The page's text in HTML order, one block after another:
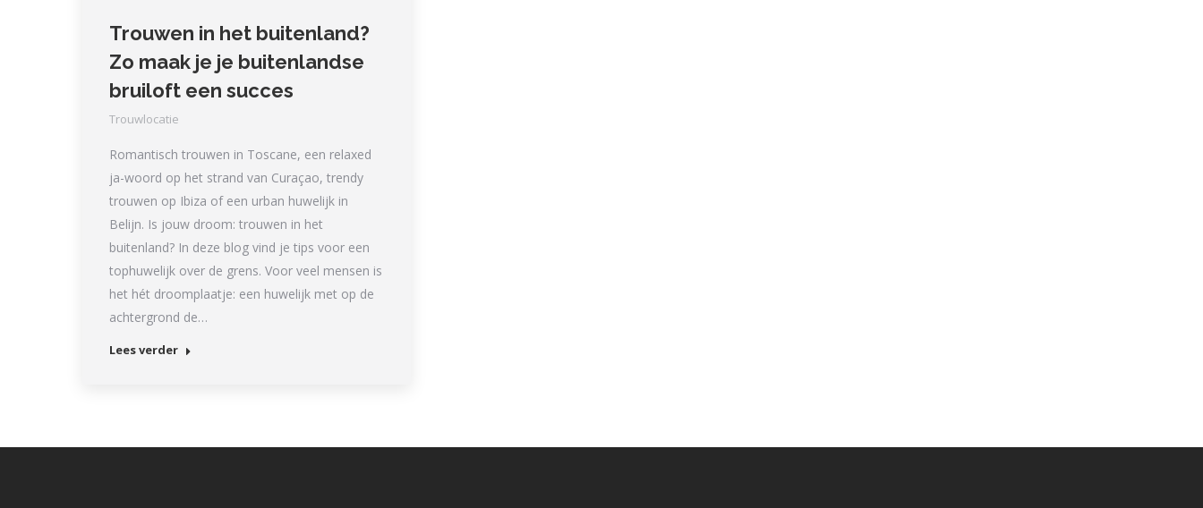
Trouwen in het buitenland?
Zo maak je je buitenlandse
bruiloft een succes
Trouwlocatie
Romantisch trouwen in Toscane, een relaxed
ja-woord op het strand van Curaçao, trendy
trouwen op Ibiza of een urban huwelijk in
Belijn. Is jouw droom: trouwen in het
buitenland? In deze blog vind je tips voor een
tophuwelijk over de grens. Voor veel mensen is
het hét droomplaatje: een huwelijk met op de
achtergrond de…
Lees verder